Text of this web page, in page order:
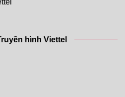
hình Viettel